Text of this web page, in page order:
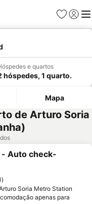
Favoritos
Iniciar
e quartos
hóspedes, 1 quarto.
Mapa
de Arturo Soria
aos favoritos
- Auto check-
Soria Metro Station
apenas para